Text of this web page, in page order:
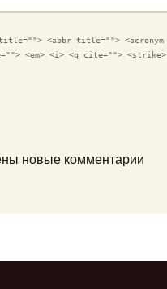
<abbr title=""> <acronym
<em> <i> <q cite=""> <strike>
новые комментарии